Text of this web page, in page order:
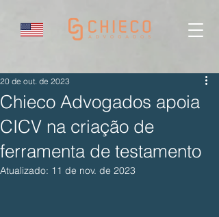
Chieco Advogados apoia
CICV na criação de
ferramenta de testamento
20 de out. de 2023
Atualizado: 11 de nov. de 2023